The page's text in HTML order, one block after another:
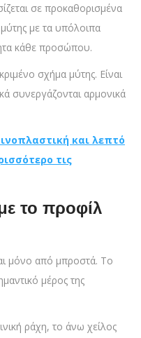
σε προκαθορισμένα
με τα υπόλοιπα
κάθε προσώπου.
σχήμα μύτης. Είναι
συνεργάζονται αρμονικά
και λεπτό
τις
το προφίλ
μόνο από μπροστά. Το
μέρος της
ράχη, το άνω χείλος